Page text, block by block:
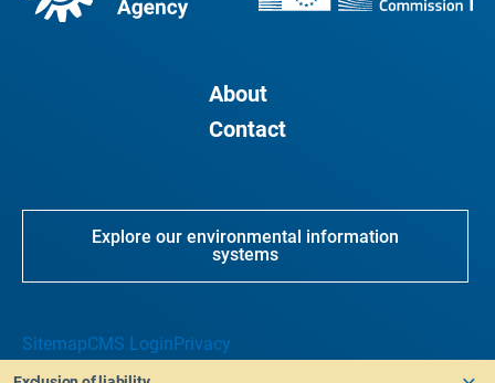
About
Contact
Explore our environmental information
systems
SitemapCMS LoginPrivacy